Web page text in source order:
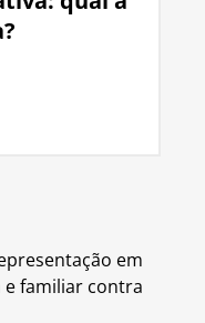
em
e familiar contra